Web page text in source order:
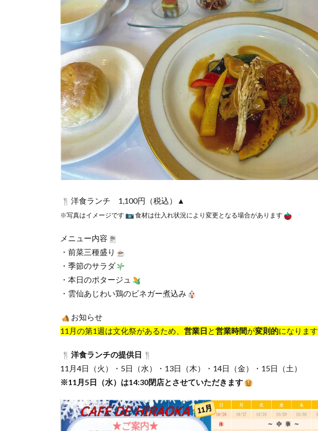
洋食ランチ 1,100円（税込）▲
※写真はイメージです 食材は仕入れ状況により変更となる場合があります
メニュー内容
・前菜三種盛り
・季節のサラダ
・本日のポタージュ
・雲仙あじわい鶏のビネガー煮込み
お知らせ
11月の第1週は文化祭があるため、 営業日 と営業時間が変則的になります
洋食ランチの提供日
11月4日（火）・5日（水）・13日（木）・14日（金）・15日（土）
※11月5日（水）は14:30閉店とさせていただきます